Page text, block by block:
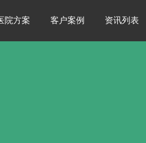
院方案 客户案例 资讯列表